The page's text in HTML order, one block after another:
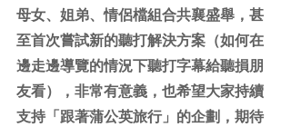
母女、姐弟、情侶檔組合共襄盛舉，甚
至首次嘗試新的聽打解決方案（如何在
邊走邊導覽的情況下聽打字幕給聽損朋
友看），非常有意義，也希望大家持續
支持「跟著蒲公英旅行」的企劃，期待